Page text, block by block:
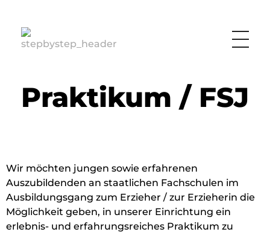
Praktikum / FSJ
Wir möchten jungen sowie erfahrenen
Auszubildenden an staatlichen Fachschulen im
Ausbildungsgang zum Erzieher / zur Erzieherin die
Möglichkeit geben, in unserer Einrichtung ein
erlebnis- und erfahrungsreiches Praktikum zu